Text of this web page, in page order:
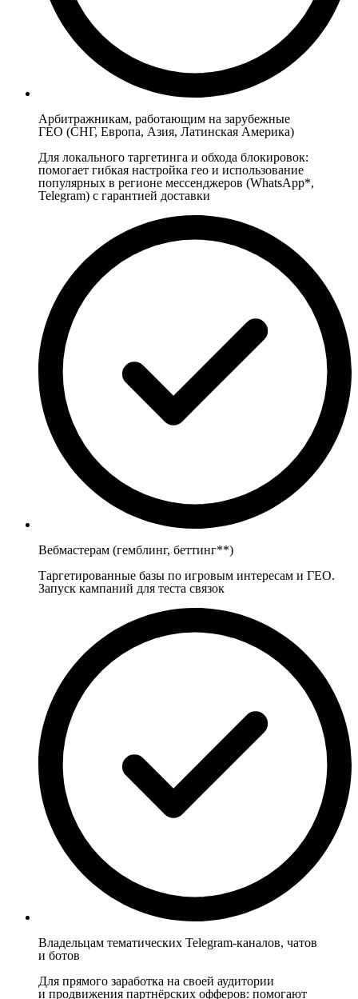
Арбитражникам, работающим на зарубежные
ГЕО (СНГ, Европа, Азия, Латинская Америка)
Для локального таргетинга и обхода блокировок:
помогает гибкая настройка гео и использование
популярных в регионе мессенджеров (WhatsApp*,
Telegram) с гарантией доставки
Вебмастерам (гемблинг, беттинг**)
Таргетированные базы по игровым интересам и ГЕО.
Запуск кампаний для теста связок
Владельцам тематических Telegram-каналов, чатов
и ботов
Для прямого заработка на своей аудитории
и продвижения партнёрских офферов: помогают